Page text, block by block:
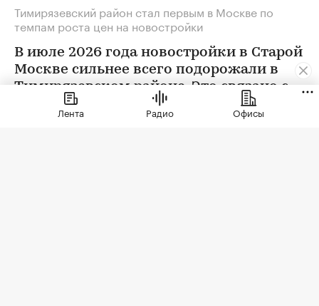
Тимирязевский район стал первым в Москве по
темпам роста цен на новостройки
В июле 2026 года новостройки в Старой
Москве сильнее всего подорожали в
Тимирязевском районе. Это связано с
появлением в экспозиции нового
проекта бизнес-класса
Лента Радио Офисы